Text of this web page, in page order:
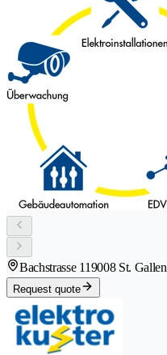
Bachstrasse 119008 St. Gallen
Request quote